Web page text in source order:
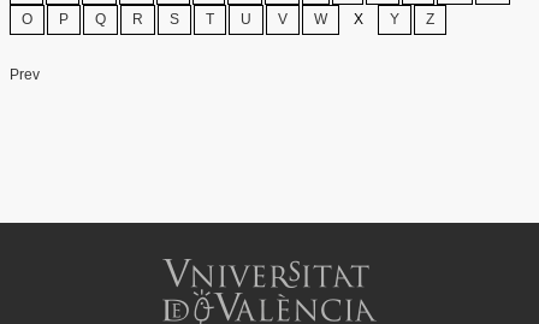
O
P Q R S T U V W X Y Z
Prev